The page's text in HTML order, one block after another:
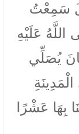
سَمِعْتُ
اللَّهُ عَلَيْهِ
يُصَلِّي
بِهَا عَشْرًا